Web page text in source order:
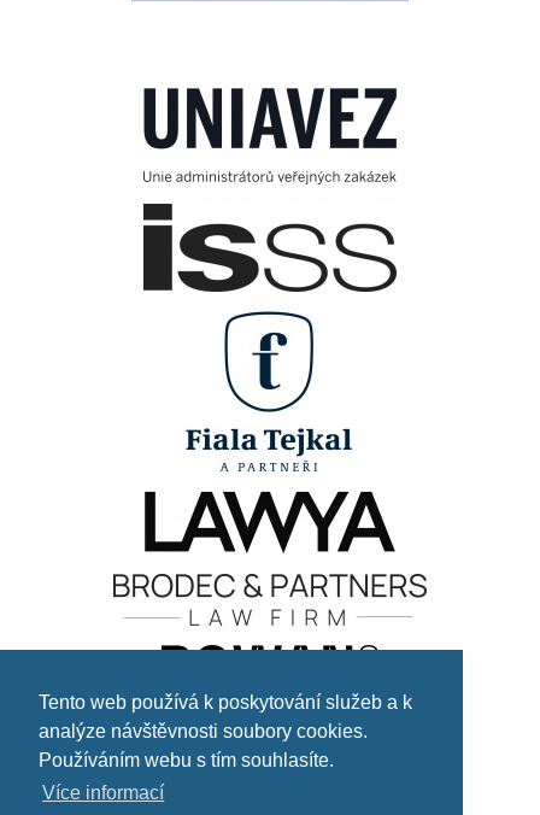
Tento web používá k poskytování služeb a k
analýze návštěvnosti soubory cookies.
Používáním webu s tím souhlasíte.
Více informací